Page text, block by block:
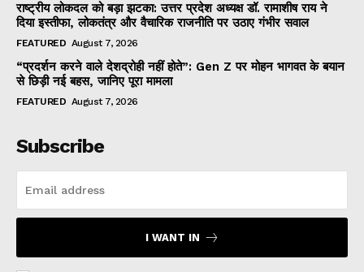
राष्ट्रीय लोकदल को बड़ा झटका: उत्तर प्रदेश अध्यक्ष डॉ. रामाशीष राय ने
दिया इस्तीफा, लोकतंत्र और वैचारिक राजनीति पर उठाए गंभीर सवाल
FEATURED August 7, 2026
“प्रदर्शन करने वाले देशद्रोही नहीं होते”: Gen Z पर मोहन भागवत के बयान
से छिड़ी नई बहस, जानिए पूरा मामला
FEATURED August 7, 2026
Subscribe
I WANT IN